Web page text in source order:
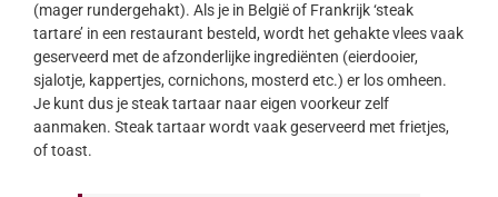
(mager rundergehakt). Als je in België of Frankrijk ‘steak
tartare’ in een restaurant besteld, wordt het gehakte vlees vaak
geserveerd met de afzonderlijke ingrediënten (eierdooier,
sjalotje, kappertjes, cornichons, mosterd etc.) er los omheen.
Je kunt dus je steak tartaar naar eigen voorkeur zelf
aanmaken. Steak tartaar wordt vaak geserveerd met frietjes,
of toast.